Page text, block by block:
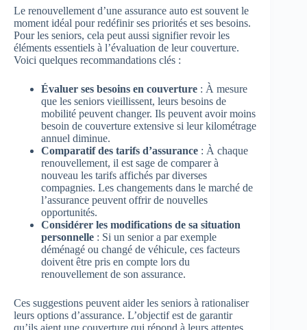
Le renouvellement d’une assurance auto est souvent le
moment idéal pour redéfinir ses priorités et ses besoins.
Pour les seniors, cela peut aussi signifier revoir les
éléments essentiels à l’évaluation de leur couverture.
Voici quelques recommandations clés :
Évaluer ses besoins en couverture : À mesure
que les seniors vieillissent, leurs besoins de
mobilité peuvent changer. Ils peuvent avoir moins
besoin de couverture extensive si leur kilométrage
annuel diminue.
Comparatif des tarifs d’assurance : À chaque
renouvellement, il est sage de comparer à
nouveau les tarifs affichés par diverses
compagnies. Les changements dans le marché de
l’assurance peuvent offrir de nouvelles
opportunités.
Considérer les modifications de sa situation
personnelle : Si un senior a par exemple
déménagé ou changé de véhicule, ces facteurs
doivent être pris en compte lors du
renouvellement de son assurance.
Ces suggestions peuvent aider les seniors à rationaliser
leurs options d’assurance. L’objectif est de garantir